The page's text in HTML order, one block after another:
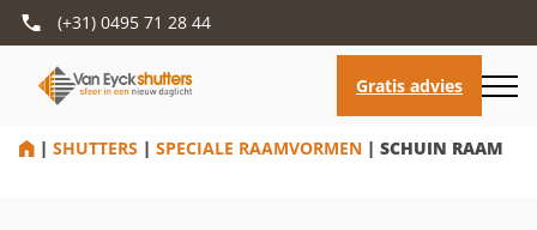
(+31) 0495 71 28 44
HOME
| SHUTTERS | SPECIALE RAAMVORMEN | SCHUIN RAAM